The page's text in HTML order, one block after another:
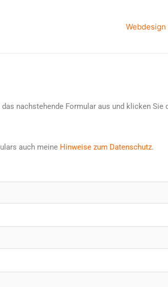
Webdesign
nachstehende Formular aus und klicken
auch meine Hinweise zum Datenschutz.